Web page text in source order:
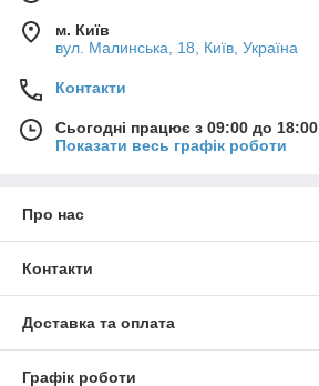
м. Київ
вул. Малинська, 18, Київ, Україна
Контакти
Сьогодні працює з 09:00 до 18:00
Показати весь графік роботи
Про нас
Контакти
Доставка та оплата
Графік роботи